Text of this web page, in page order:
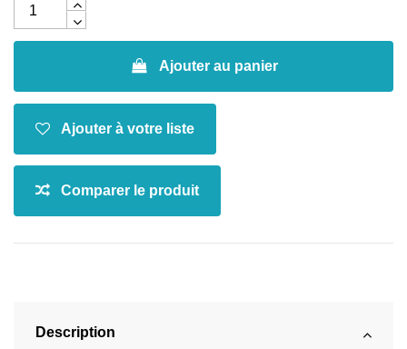
Ajouter au panier
Description